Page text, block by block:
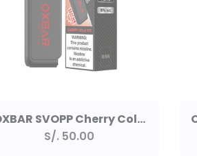
OXBAR SVOPP Cherry Cola Ice 25k
S/. 50.00